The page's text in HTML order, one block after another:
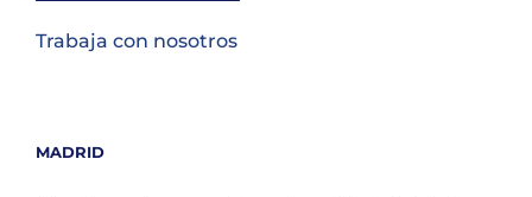
Trabaja con nosotros
MADRID